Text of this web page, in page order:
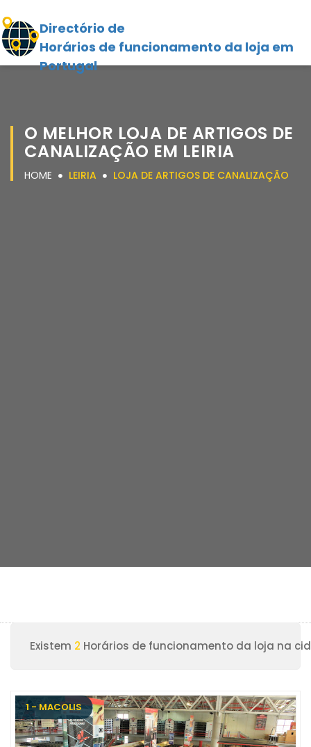
Directório de
Horários de funcionamento da loja em
Portugal
O MELHOR LOJA DE ARTIGOS DE
CANALIZAÇÃO EM LEIRIA
HOME LEIRIA LOJA DE ARTIGOS DE CANALIZAÇÃO
Existem 2 Horários de funcionamento da loja na
1 - MACOLIS